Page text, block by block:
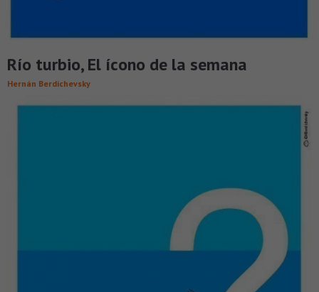
Río turbio, El ícono de la semana
Hernán Berdichevsky